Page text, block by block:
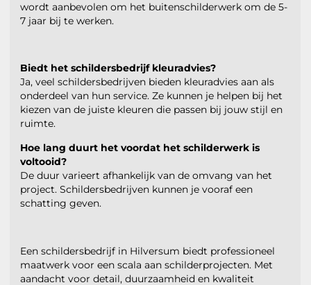
wordt aanbevolen om het buitenschilderwerk om de 5-
7 jaar bij te werken.
Biedt het schildersbedrijf kleuradvies?
Ja, veel schildersbedrijven bieden kleuradvies aan als
onderdeel van hun service. Ze kunnen je helpen bij het
kiezen van de juiste kleuren die passen bij jouw stijl en
ruimte.
Hoe lang duurt het voordat het schilderwerk is
voltooid?
De duur varieert afhankelijk van de omvang van het
project. Schildersbedrijven kunnen je vooraf een
schatting geven.
Een schildersbedrijf in Hilversum biedt professioneel
maatwerk voor een scala aan schilderprojecten. Met
aandacht voor detail, duurzaamheid en kwaliteit